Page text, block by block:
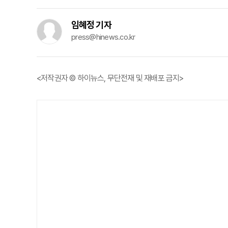
임혜정 기자
press@hinews.co.kr
<저작권자 © 하이뉴스, 무단전재 및 재배포 금지>